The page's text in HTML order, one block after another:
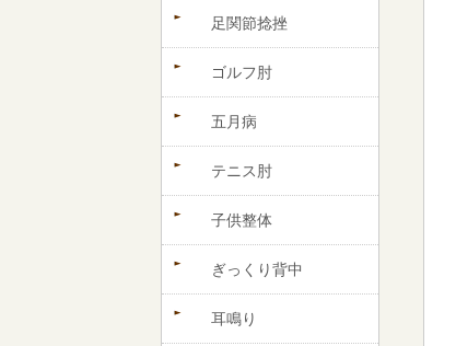
足関節捻挫
ゴルフ肘
五月病
テニス肘
子供整体
ぎっくり背中
耳鳴り